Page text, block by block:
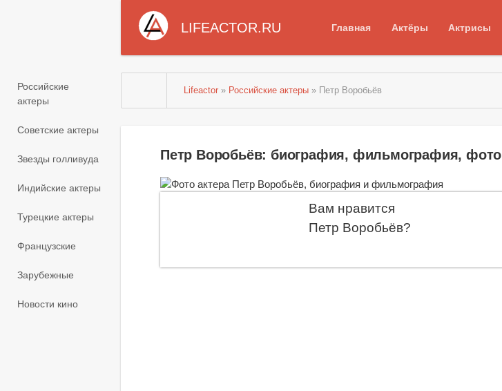
LIFEACTOR.RU Главная Актёры Актрисы
Российские
актеры
Советские актеры
Звезды голливуда
Индийские актеры
Турецкие актеры
Французские
Зарубежные
Новости кино
Lifeactor » Российские актеры » Петр Воробьёв
Петр Воробьёв: биография, фильмография, фото
Вам нравится
Петр Воробьёв?